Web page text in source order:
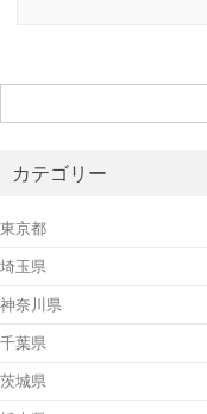
索:
カテゴリー
東京都
埼玉県
神奈川県
千葉県
茨城県